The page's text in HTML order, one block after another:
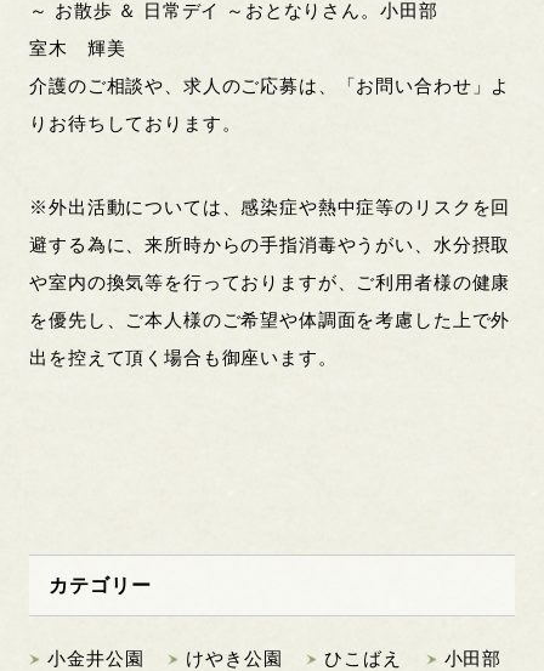
～ お散歩 ＆ 日常デイ ～おとなりさん。小田部
室木 輝美
介護のご相談や、求人のご応募は、「お問い合わせ」よ
りお待ちしております。
※外出活動については、感染症や熱中症等のリスクを回
避する為に、来所時からの手指消毒やうがい、水分摂取
や室内の換気等を行っておりますが、ご利用者様の健康
を優先し、ご本人様のご希望や体調面を考慮した上で外
出を控えて頂く場合も御座います。
カテゴリー
小金井公園 けやき公園 ひこばえ
小田部